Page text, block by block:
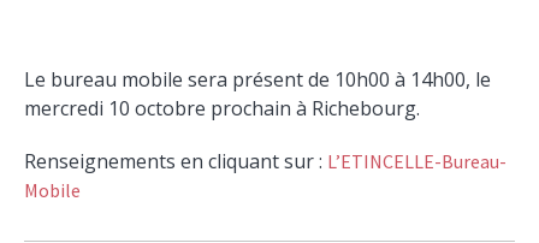
Le bureau mobile sera présent de 10h00 à 14h00, le
mercredi 10 octobre prochain à Richebourg.
Renseignements en cliquant sur : L’ETINCELLE-Bureau-
Mobile